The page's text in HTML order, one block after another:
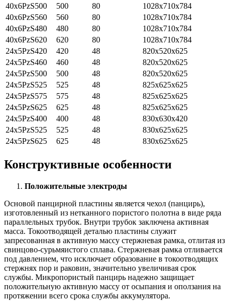
40x6PzS500
500 80
1028x710х784
40x6PzS560
560 80
1028x710x784
40x6PzS480
480 80
1028x710x784
40x6PzS620
620 80
1028x710x784
24x5PzS420
420 48
820x520x625
24x5PzS460
460 48
820x520x625
24x5PzS500
500 48
820x520x625
24x5PzS525
525 48
825x625x625
24x5PzS575
575 48
825x625x625
24x5PzS625
625 48
825x625x625
24x5PzS400
400 48
830x630x420
24x5PzS525
525 48
830x625x625
24x5PzS625
625 48 830x625x625
Конструктивные особенности
Положительные электроды
Основой панцирной пластины является чехол (панцирь),
изготовленный из нетканного пористого полотна в виде ряда
параллельных трубок. Внутри трубок заключена активная
масса. Токоотводящей деталью пластины служит
запресованная в активную массу стержневая рамка, отлитая из
свинцово-сурьмяистого сплава. Стержневая рамка отливается
под давлением, что исключает образование в токоотводящих
стержнях пор и раковин, значительно увеличивая срок
службы. Микропористый панцирь надежно защищает
положительную активную массу от осыпания и оползания на
протяжении всего срока службы аккумулятора.